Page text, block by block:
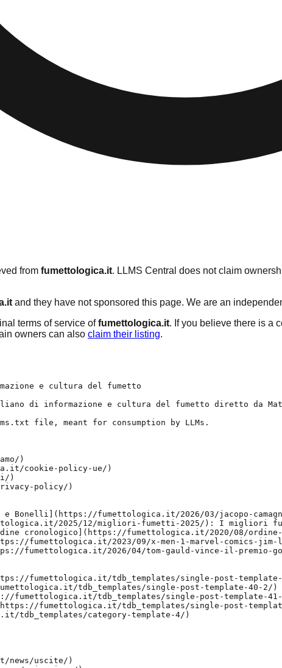
from fumettologica.it. LLMS Central does not claim
and they have not sponsored this page. We are an
terms of service offumettologica.it. If you believe there is a
owners can also claim their listing.
e cultura del fumetto
di informazione e cultura del fumetto diretto da
file, meant for consumption by LLMs.
)
cookie-policy-ue/)
)
policy/)
e Bonelli](https://fumettologica.it/2026/03/jacopo-
2025/12/migliori-fumetti-2025/): I migliori
cronologico](https://fumettologica.it/2020/08/
fumettologica.it/2023/09/x-men-1-marvel-comics-
fumettologica.it/2026/04/tom-gauld-vince-il-
fumettologica.it/tdb_templates/single-post-
tdb_templates/single-post-template-40-2/)
fumettologica.it/tdb_templates/single-post-template-
fumettologica.it/tdb_templates/single-post-
tdb_templates/category-template-4/)
uscite/)